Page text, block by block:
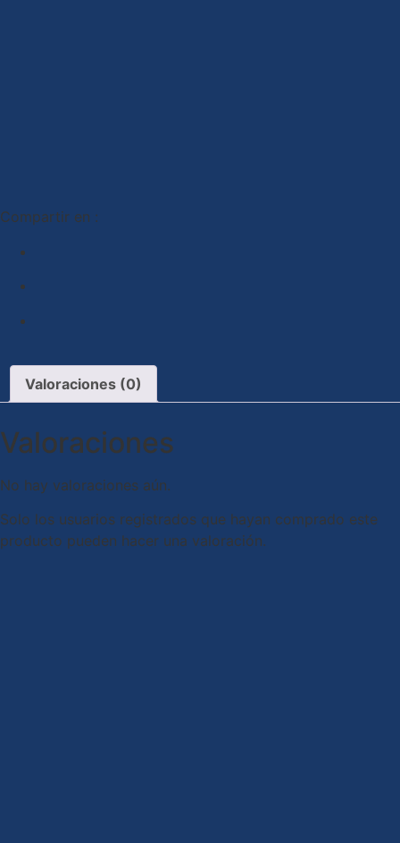
Compartir en :
Valoraciones (0)
Valoraciones
No hay valoraciones aún.
Solo los usuarios registrados que hayan comprado este
producto pueden hacer una valoración.